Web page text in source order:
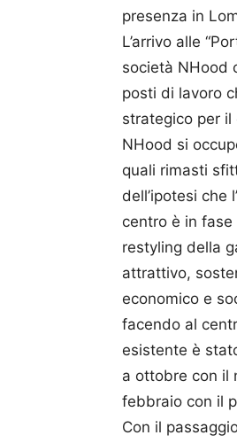
presenza in
L’arrivo alle
società NHood
posti di lavoro
strategico per il
NHood si
quali rimasti
dell’ipotesi che
centro è in
restyling della
attrattivo,
economico e
facendo al
esistente è
a ottobre con il
febbraio con il
Con il